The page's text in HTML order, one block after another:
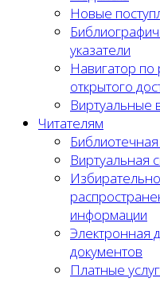
Новые
указатели
Навигатор по
открытого
Виртуальные
Читателям
Виртуальная
информации
Электронная
документов
Платные